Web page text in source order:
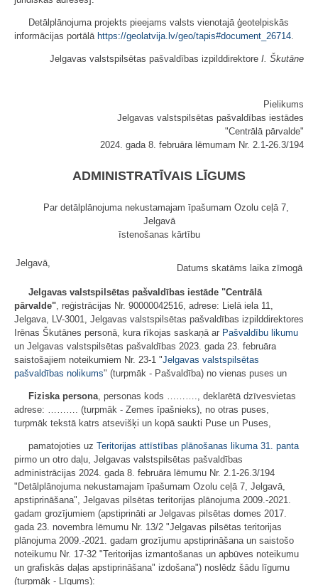
Detālplānojuma projekts pieejams valsts vienotajā ģeotelpiskās
informācijas portālā https://geolatvija.lv/geo/tapis#document_26714
Jelgavas valstspilsētas pašvaldības izpilddirektore I. Škutāne
Pielikums
Jelgavas valstspilsētas pašvaldības iestādes
"Centrālā pārvalde"
2024. gada 8. februāra lēmumam Nr. 2.1-26.3/194
ADMINISTRATĪVAIS LĪGUMS
Par detālplānojuma nekustamajam īpašumam Ozolu ceļā 7,
Jelgavā
īstenošanas kārtību
Jelgavā, Datums skatāms laika zīmogā
Jelgavas valstspilsētas pašvaldības iestāde "Centrālā
pārvalde" , reģistrācijas Nr. 90000042516, adrese: Lielā iela 11,
Jelgava, LV-3001, Jelgavas valstspilsētas pašvaldības izpilddirektores
Irēnas Škutānes personā, kura rīkojas saskaņā ar Pašvaldību likumu
un Jelgavas valstspilsētas pašvaldības 2023. gada 23. februāra
saistošajiem noteikumiem Nr. 23-1 "Jelgavas valstspilsētas
pašvaldības nolikums" (turpmāk - Pašvaldība) no vienas puses un
Fiziska persona , personas kods ………., deklarētā dzīvesvietas
adrese: ………. (turpmāk - Zemes īpašnieks), no otras puses,
turpmāk tekstā katrs atsevišķi un kopā saukti Puse un Puses,
pamatojoties uz Teritorijas attīstības plānošanas likuma 31. panta
pirmo un otro daļu, Jelgavas valstspilsētas pašvaldības
administrācijas 2024. gada 8. februāra lēmumu Nr. 2.1-26.3/194
"Detālplānojuma nekustamajam īpašumam Ozolu ceļā 7, Jelgavā,
apstiprināšana", Jelgavas pilsētas teritorijas plānojuma 2009.-2021.
gadam grozījumiem (apstiprināti ar Jelgavas pilsētas domes 2017.
gada 23. novembra lēmumu Nr. 13/2 "Jelgavas pilsētas teritorijas
plānojuma 2009.-2021. gadam grozījumu apstiprināšana un saistošo
noteikumu Nr. 17-32 "Teritorijas izmantošanas un apbūves noteikumu
un grafiskās daļas apstiprināšana" izdošana") noslēdz šādu līgumu
(turpmāk - Līgums):